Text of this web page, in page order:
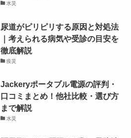
水災
尿道がピリピリする原因と対処法
｜考えられる病気や受診の目安を
徹底解説
疫災
Jackeryポータブル電源の評判・
口コミまとめ！他社比較・選び方
まで解説
水災